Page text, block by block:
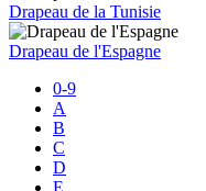
Drapeau de la Tunisie
Drapeau de l'Espagne
0-9
A
B
C
D
E